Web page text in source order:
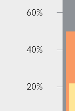
60%
40%
20%